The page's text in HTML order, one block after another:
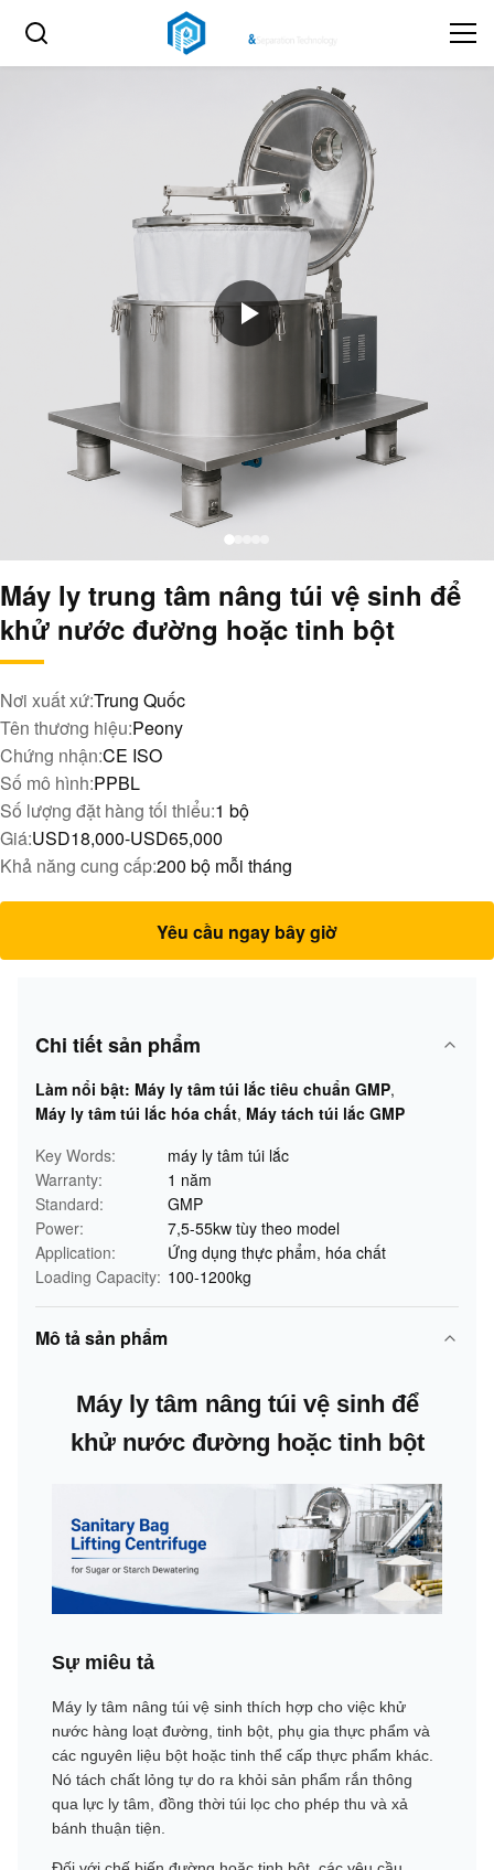
Máy ly trung tâm nâng túi vệ sinh để
khử nước đường hoặc tinh bột
Nơi xuất xứ:Trung Quốc
Tên thương hiệu:Peony
Chứng nhận:CE ISO
Số mô hình:PPBL
Số lượng đặt hàng tối thiểu:1 bộ
Giá:USD18,000-USD65,000
Khả năng cung cấp:200 bộ mỗi tháng
Yêu cầu ngay bây giờ
Chi tiết sản phẩm
Làm nổi bật: Máy ly tâm túi lắc tiêu chuẩn GMP,
Máy ly tâm túi lắc hóa chất, Máy tách túi lắc GMP
Key Words:
máy ly tâm túi lắc
Warranty:
1 năm
Standard:
GMP
Power:
7,5-55kw tùy theo model
Application:
Ứng dụng thực phẩm, hóa chất
Loading Capacity: 100-1200kg
Mô tả sản phẩm
Máy ly tâm nâng túi vệ sinh để
khử nước đường hoặc tinh bột
Sự miêu tả
Máy ly tâm nâng túi vệ sinh thích hợp cho việc khử
nước hàng loạt đường, tinh bột, phụ gia thực phẩm và
các nguyên liệu bột hoặc tinh thể cấp thực phẩm khác.
Nó tách chất lỏng tự do ra khỏi sản phẩm rắn thông
qua lực ly tâm, đồng thời túi lọc cho phép thu và xả
bánh thuận tiện.